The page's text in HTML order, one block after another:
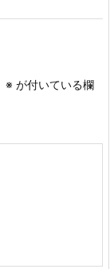
※ が付いている欄